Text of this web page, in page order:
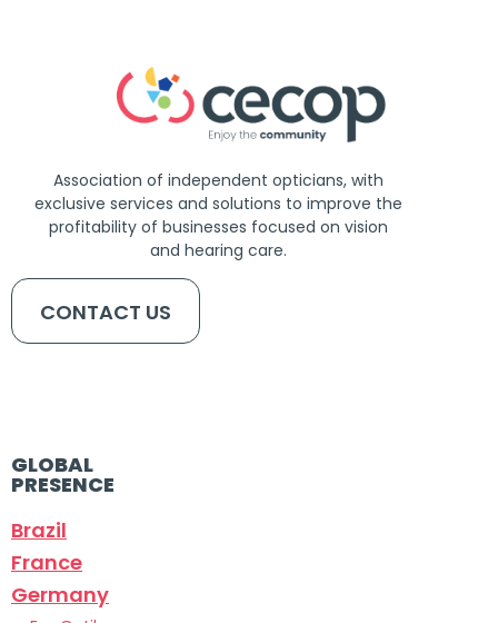
Association of independent opticians, with
exclusive services and solutions to improve the
profitability of businesses focused on vision
and hearing care.
CONTACT US
GLOBAL
PRESENCE
Brazil
France
Germany